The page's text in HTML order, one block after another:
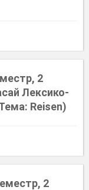
2
Лексико-
Reisen)
2